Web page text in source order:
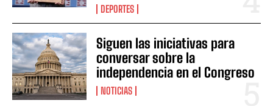
DEPORTES
Siguen las iniciativas para
conversar sobre la
independencia en el Congreso
NOTICIAS